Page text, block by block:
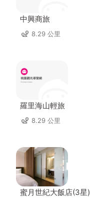
中興商旅
8.29 公里
羅里海山輕旅
8.29 公里
蜜月世紀大飯店(3星)